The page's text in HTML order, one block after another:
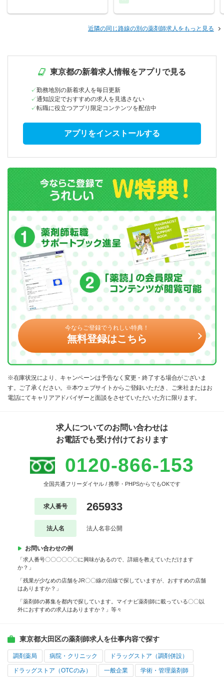
近隣の同じ路線の別の薬剤師求人をもっと見る
東京都の新着求人情報をアプリで見る
勤務地別の新着求人を毎日更新
通知設定でおすすめの求人を見逃さない
転職に役立つアプリ限定コンテンツを配信中
アプリをインストールする
今ならご登録でうれしい特典！
無料登録はこちら
※在庫状況により、キャンペーンは予告なく変更・終了する場合がございま
す。ご了承ください。※本ウェブサイトからご登録いただき、ご来社またはお
電話にてキャリアアドバイザーと面談をさせていただいた方に限ります。
求人についてのお問い合わせは
お電話でも受け付けております
0120-866-153
全国共通フリーダイヤル / 携帯・PHPSからでもOKです
求人番号 265933
法人名 法人名非公開
お問い合わせの例
「求人番号〇〇〇〇〇〇に興味があるので、詳細を教えていただけます
か？」
「残業が少なめの店舗をJR〇〇線の沿線で探していますが、おすすめの店舗
はありますか？」
「薬剤師の募集を都内で探しています。マイナビ薬剤師に載っている〇〇以
外におすすめの求人はありますか？」等々
東京都大田区の薬剤師求人を仕事内容で探す
調剤薬局 病院・クリニック ドラッグストア（調剤併設）
ドラッグストア（OTCのみ） 一般企業 学術・管理薬剤師